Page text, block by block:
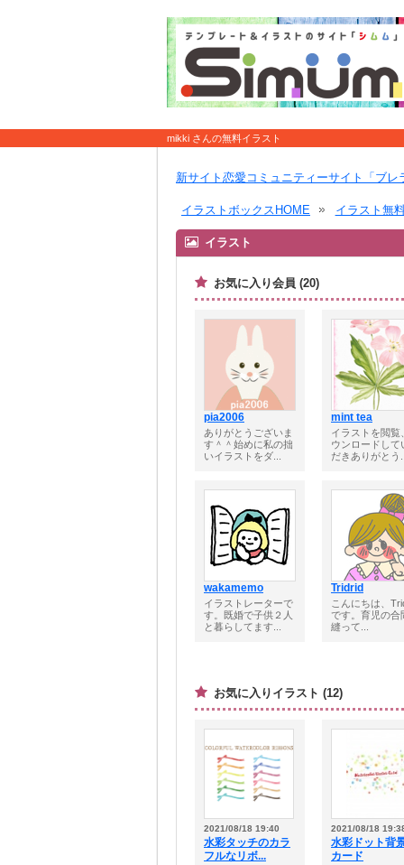
mikki さんの無料イラスト
新サイト恋愛コミュニティーサイト「ブレ
イラストボックスHOME イラスト無
イラスト
お気に入り会員 (20)
pia2006
ありがとうございま
す＾＾始めに私の拙
いイラストをダ...
mint tea
イラストを閲覧
ウンロードして
だきありがとう
wakamemo
イラストレーターで
す。既婚で子供２人
と暮らしてます...
Tridrid
こんにちは、
です。育児の合
縫って...
お気に入りイラスト (12)
2021/08/18 19:40
水彩タッチのカラ
フルなリボ...
2021/08/18
水彩ドット背
カード